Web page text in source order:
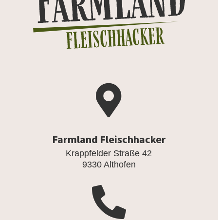

Farmland Fleischhacker
Krappfelder Straße 42
9330 Althofen
